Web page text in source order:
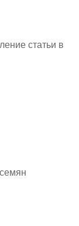
статьи в